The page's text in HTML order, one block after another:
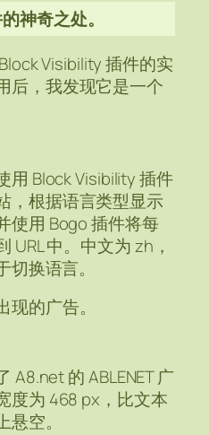
神奇之处。
Visibility 插件的实
后，我发现它是一个
用 Block Visibility 插件
，根据语言类型显示
使用 Bogo 插件将每
URL 中。中文为 zh，
切换语言。
的广告。
A8.net 的 ABLENET 广
度为 468 px，比文本
空。